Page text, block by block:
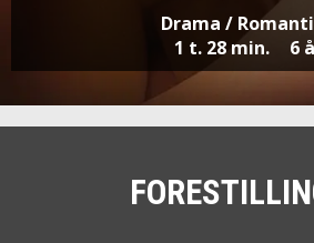
Drama /
1 t. 28 min.
6